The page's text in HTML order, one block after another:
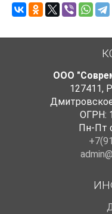
ООО
127411,
ОГРН:
Пн-Пт